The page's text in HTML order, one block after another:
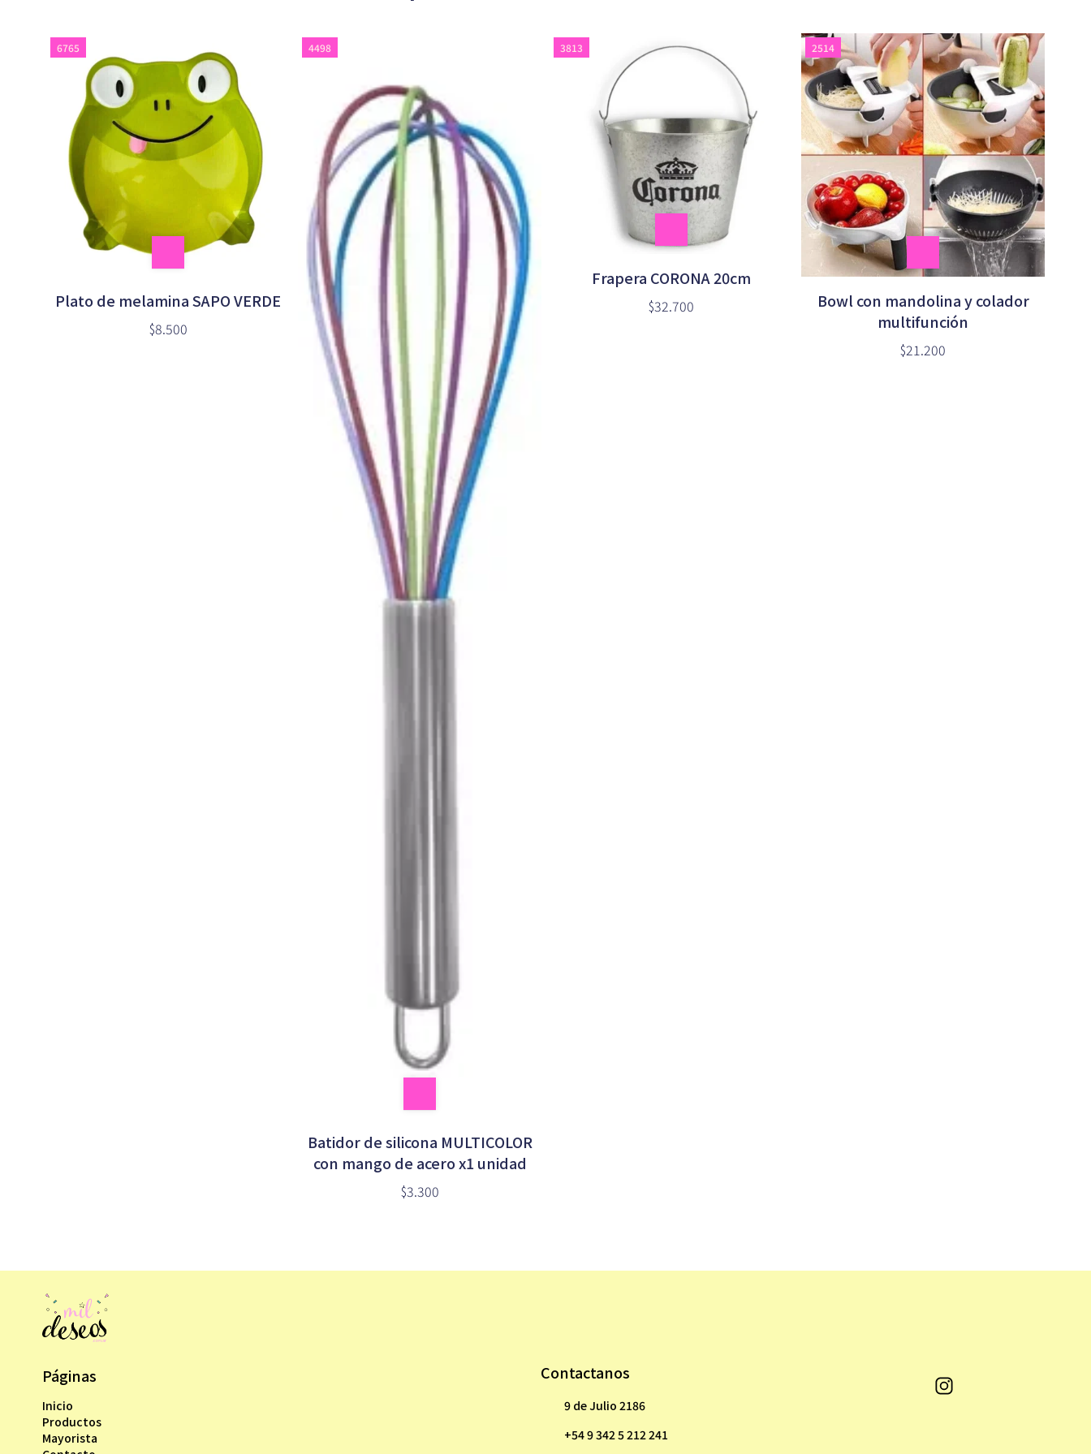
6765
Plato de melamina SAPO VERDE
$8.500
4498
Batidor de silicona MULTICOLOR
con mango de acero x1 unidad
$3.300
3813
Frapera CORONA 20cm
$32.700
2514
Bowl con mandolina y colador
multifunción
$21.200
Páginas
Inicio
Productos
Mayorista
Contactanos
9 de Julio 2186
+54 9 342 5 212 241